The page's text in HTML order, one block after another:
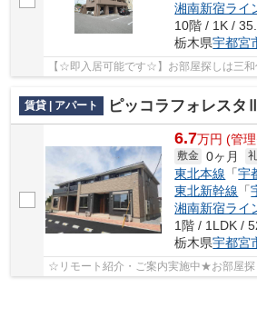
湘南新宿ライ
10階 / 1K /
栃木県宇都宮
【☆即入居可能です☆】お部屋探しは三和
賃貸 | アパート ピッコラフォレスタ
6.7万円 (管
敷金 0ヶ月
東北本線 「宇
東北新幹線 「
湘南新宿ライ
1階 / 1LDK /
栃木県宇都宮
☆リモート紹介・ご案内実施中★お部屋探